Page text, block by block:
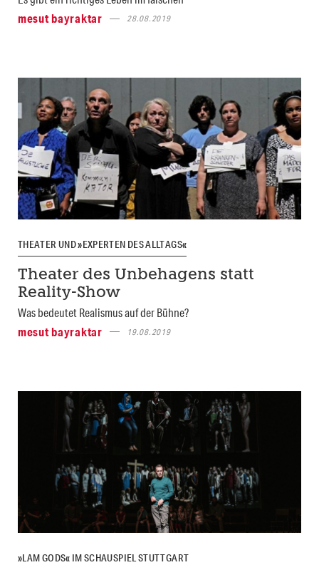
mesut bayraktar
28.08.2019
THEATER UND »EXPERTEN DES ALLTAGS«
Theater des Unbehagens statt
Reality-Show
Was bedeutet Realismus auf der Bühne?
mesut bayraktar
19.08.2019
»LAM GODS« IM SCHAUSPIEL STUTTGART